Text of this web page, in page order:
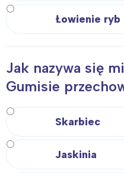
Łowienie ryb
Jak nazywa się
Gumisie
Skarbiec
Jaskinia